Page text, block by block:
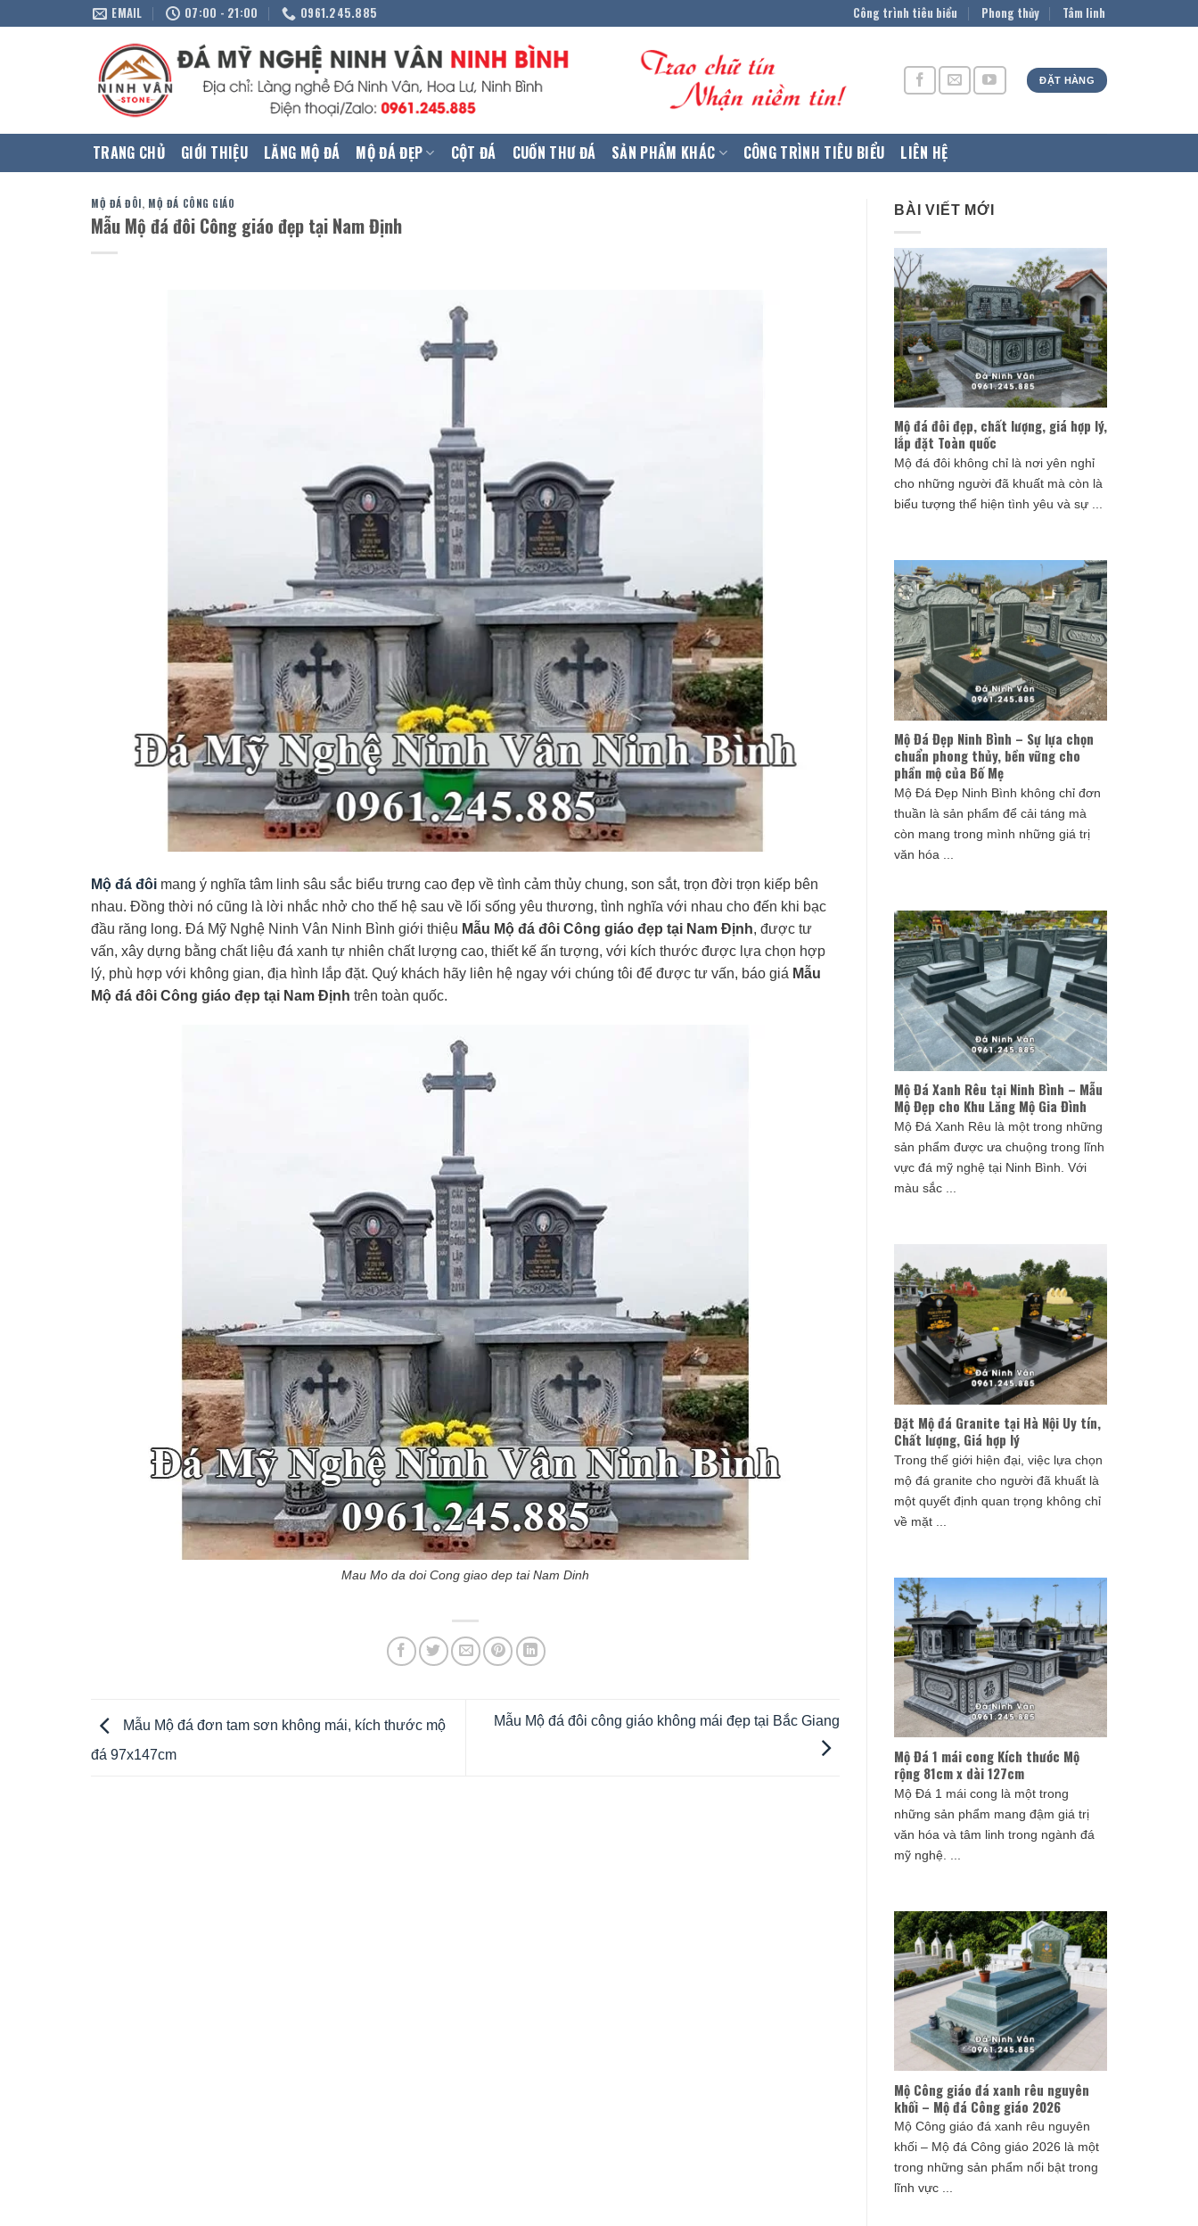
EMAIL 07:00 - 21:00 0961.245.885 Công trình tiêu biểu Phong thủy Tâm linh
ĐẶT HÀNG
TRANG CHỦ GIỚI THIỆU LĂNG MỘ ĐÁ MỘ ĐÁ ĐẸP CỘT ĐÁ CUỐN THƯ ĐÁ SẢN PHẨM KHÁC CÔNG TRÌNH TIÊU BIỂU LIÊN HỆ
MỘ ĐÁ ĐÔI, MỘ ĐÁ CÔNG GIÁO
Mẫu Mộ đá đôi Công giáo đẹp tại Nam Định
Mộ đá đôi mang ý nghĩa tâm linh sâu sắc biểu trưng cao đẹp về tình cảm thủy chung, son sắt, trọn đời trọn kiếp bên
nhau. Đồng thời nó cũng là lời nhắc nhở cho thế hệ sau về lối sống yêu thương, tình nghĩa với nhau cho đến khi bạc
đầu răng long. Đá Mỹ Nghệ Ninh Vân Ninh Bình giới thiệu Mẫu Mộ đá đôi Công giáo đẹp tại Nam Định, được tư
vấn, xây dựng bằng chất liệu đá xanh tự nhiên chất lượng cao, thiết kế ấn tượng, với kích thước được lựa chọn hợp
lý, phù hợp với không gian, địa hình lắp đặt. Quý khách hãy liên hệ ngay với chúng tôi để được tư vấn, báo giá Mẫu
Mộ đá đôi Công giáo đẹp tại Nam Định trên toàn quốc.
Mau Mo da doi Cong giao dep tai Nam Dinh
Mẫu Mộ đá đơn tam sơn không mái, kích thước mộ
đá 97x147cm
Mẫu Mộ đá đôi công giáo không mái đẹp tại Bắc Giang
BÀI VIẾT MỚI
Mộ đá đôi đẹp, chất lượng, giá hợp lý,
lắp đặt Toàn quốc
Mộ đá đôi không chỉ là nơi yên nghỉ
cho những người đã khuất mà còn là
biểu tượng thể hiện tình yêu và sự ...
Mộ Đá Đẹp Ninh Bình – Sự lựa chọn
chuẩn phong thủy, bền vững cho
phần mộ của Bố Mẹ
Mộ Đá Đẹp Ninh Bình không chỉ đơn
thuần là sản phẩm để cải táng mà
còn mang trong mình những giá trị
văn hóa ...
Mộ Đá Xanh Rêu tại Ninh Bình – Mẫu
Mộ Đẹp cho Khu Lăng Mộ Gia Đình
Mộ Đá Xanh Rêu là một trong những
sản phẩm được ưa chuộng trong lĩnh
vực đá mỹ nghệ tại Ninh Bình. Với
màu sắc ...
Đặt Mộ đá Granite tại Hà Nội Uy tín,
Chất lượng, Giá hợp lý
Trong thế giới hiện đại, việc lựa chọn
mộ đá granite cho người đã khuất là
một quyết định quan trọng không chỉ
về mặt ...
Mộ Đá 1 mái cong Kích thước Mộ
rộng 81cm x dài 127cm
Mộ Đá 1 mái cong là một trong
những sản phẩm mang đậm giá trị
văn hóa và tâm linh trong ngành đá
mỹ nghệ. ...
Mộ Công giáo đá xanh rêu nguyên
khối – Mộ đá Công giáo 2026
Mộ Công giáo đá xanh rêu nguyên
khối – Mộ đá Công giáo 2026 là một
trong những sản phẩm nổi bật trong
lĩnh vực ...